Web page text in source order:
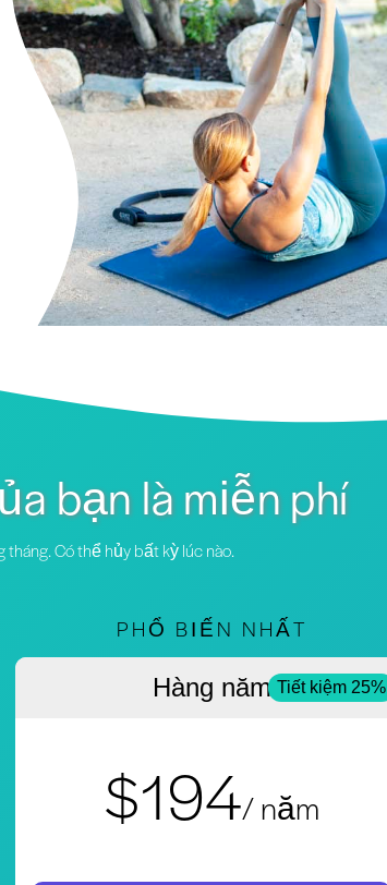
bạn là miễn phí
Có thể hủy bất kỳ lúc nào.
PHỔ BIẾN NHẤT
Hàng năm Tiết kiệm 25%
$194/ năm